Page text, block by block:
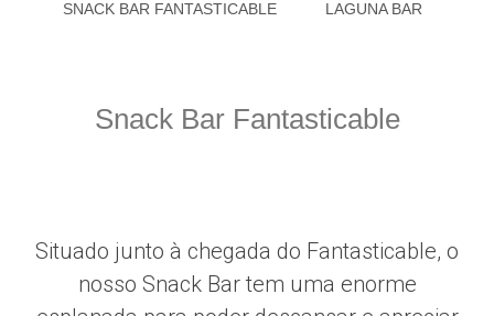
SNACK BAR FANTASTICABLE LAGUNA BAR
Snack Bar Fantasticable
Situado junto à chegada do Fantasticable, o
nosso Snack Bar tem uma enorme